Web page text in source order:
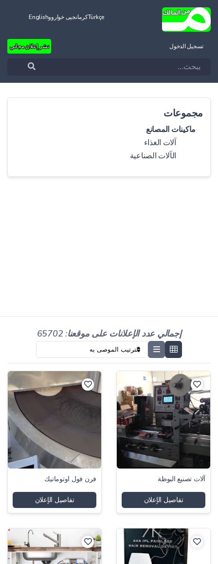
Türkçeکرمانجیی خوارووEnglish
تسجيل الدخول نشر إعلان مجاني
مجموعات
ماكينات المصانع
آلات الغذاء
الآلات الصناعية
إجمالي عدد الإعلانات على موقعنا: 65702
آلات تصنيع البوظة
تفاصيل الإعلان
فرن فول اوتوماتيك
تفاصيل الإعلان